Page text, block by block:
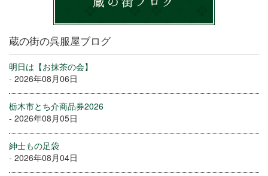
蔵の街の呉服屋ブログ
明日は【お抹茶の会】
- 2026年08月06日
栃木市とち介商品券2026
- 2026年08月05日
紳士もの足袋
- 2026年08月04日